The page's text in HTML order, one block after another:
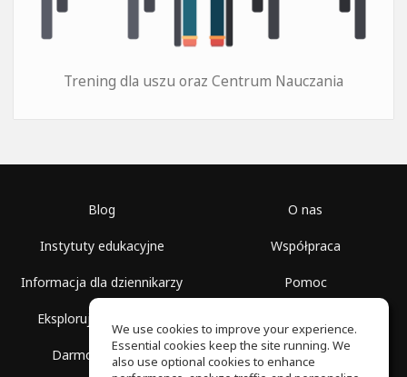
Trening dla uszu oraz Centrum Nauczania
Blog
Instytuty edukacyjne
Informacja dla dziennikarzy
Eksploruj przestrzenie
Darmowa szkoła
O nas
Współpraca
Pomoc
Polityka prywatności
We use cookies to improve your experience.
Essential cookies keep the site running. We
also use optional cookies to enhance